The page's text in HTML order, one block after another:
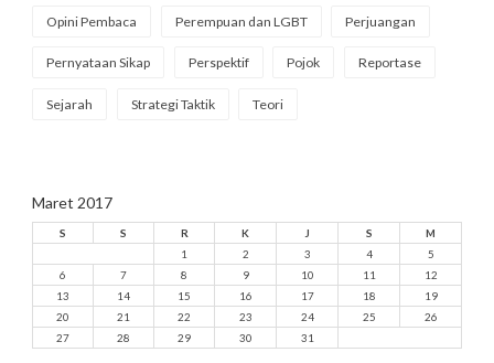
Opini Pembaca Perempuan dan LGBT Perjuangan
Pernyataan Sikap Perspektif Pojok Reportase
Sejarah Strategi Taktik Teori
Maret 2017
S S R K J S
M
1
2 3 4
5
6
7 8 9 10 11
12
13
14 15 16 17 18
19
20
21 22 23 24 25
26
27
28 29 30 31